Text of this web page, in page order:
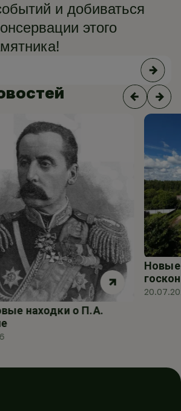
и добиваться
этого
находки о П.А.
Новые